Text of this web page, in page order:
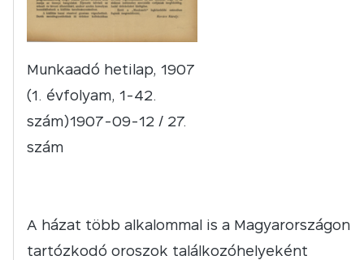
Munkaadó hetilap, 1907
(1. évfolyam, 1-42.
szám)1907-09-12 / 27.
szám
A házat több alkalommal is a Magyarországon
tartózkodó oroszok találkozóhelyeként